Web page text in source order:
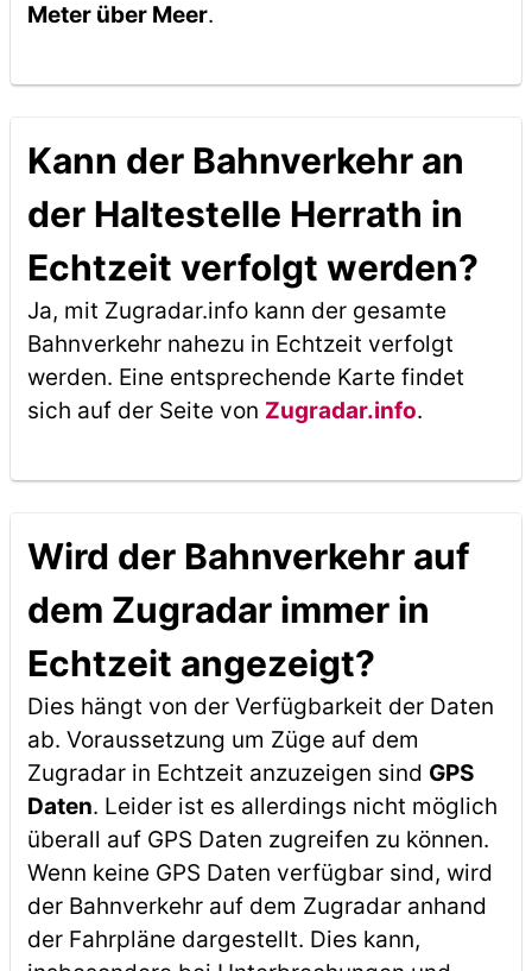
Meter über Meer.
Kann der Bahnverkehr an
der Haltestelle Herrath in
Echtzeit verfolgt werden?
Ja, mit Zugradar.info kann der gesamte
Bahnverkehr nahezu in Echtzeit verfolgt
werden. Eine entsprechende Karte findet
sich auf der Seite von Zugradar.info.
Wird der Bahnverkehr auf
dem Zugradar immer in
Echtzeit angezeigt?
Dies hängt von der Verfügbarkeit der Daten
ab. Voraussetzung um Züge auf dem
Zugradar in Echtzeit anzuzeigen sind GPS
Daten. Leider ist es allerdings nicht möglich
überall auf GPS Daten zugreifen zu können.
Wenn keine GPS Daten verfügbar sind, wird
der Bahnverkehr auf dem Zugradar anhand
der Fahrpläne dargestellt. Dies kann,